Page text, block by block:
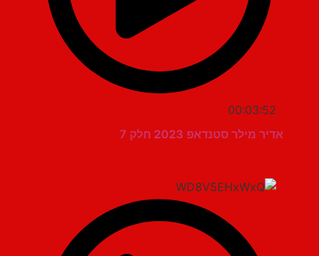
00:03:52
אדיר מילר סטנדאפ 2023 חלק 7